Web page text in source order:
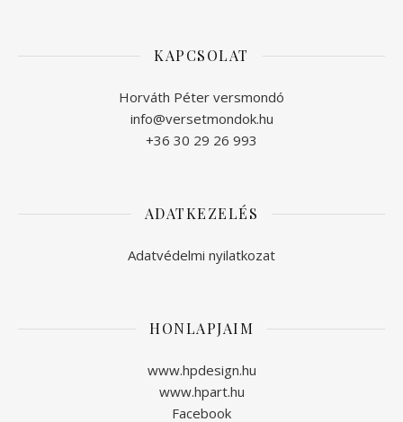
KAPCSOLAT
Horváth Péter versmondó
info@versetmondok.hu
+36 30 29 26 993
ADATKEZELÉS
Adatvédelmi nyilatkozat
HONLAPJAIM
www.hpdesign.hu
www.hpart.hu
Facebook